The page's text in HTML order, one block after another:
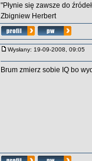
"Płynie się zawsze do
Zbigniew Herbert
Wysłany: 19-09-2008, 09:05
Brum zmierz sobie IQ bo